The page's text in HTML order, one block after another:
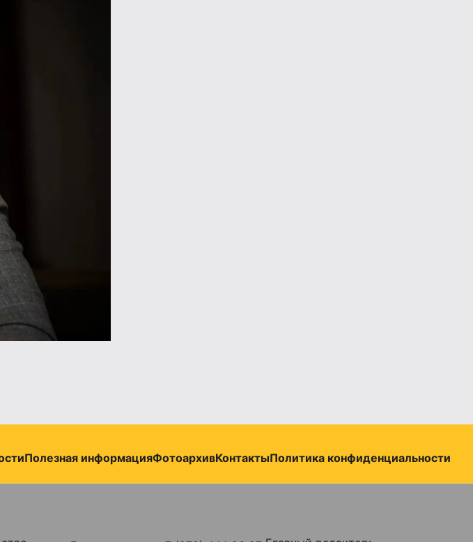
Полезная информацияФотоархивКонтактыПолитика конфиденциальности